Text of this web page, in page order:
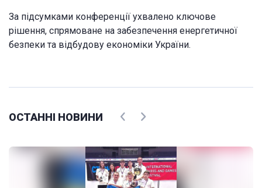
За підсумками конференції ухвалено ключове
рішення, спрямоване на забезпечення енергетичної
безпеки та відбудову економіки України.
ОСТАННІ НОВИНИ